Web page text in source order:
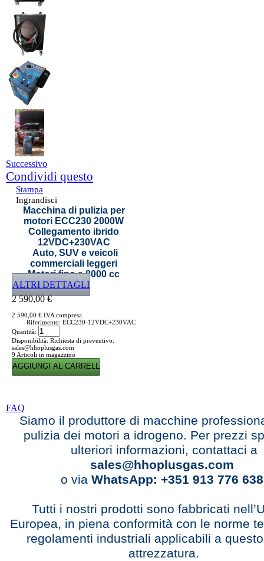
Successivo
Condividi questo
Stampa
Ingrandisci
Macchina di pulizia per
motori ECC230 2000W
Collegamento ibrido
12VDC+230VAC
Auto, SUV e veicoli
commerciali leggeri
Motori fino a 8000 cc
ALTRI DETTAGLI
2 590,00 €
2 590,00 € IVA compresa
Riferimento: ECC230-12VDC+230VAC
Quantità:
Disponibilità: Richiesta di preventivo:
sales@hhoplusgas.com
9 Articoli in magazzino
FAQ
Siamo il produttore di macchine
pulizia dei motori a idrogeno. Per prezzi
ulteriori informazioni, contattaci a
sales@hhoplusgas.com
o via WhatsApp: +351 913 776 638
Tutti i nostri prodotti sono fabbricati
Europea, in piena conformità con le norme
regolamenti industriali applicabili a
attrezzatura.